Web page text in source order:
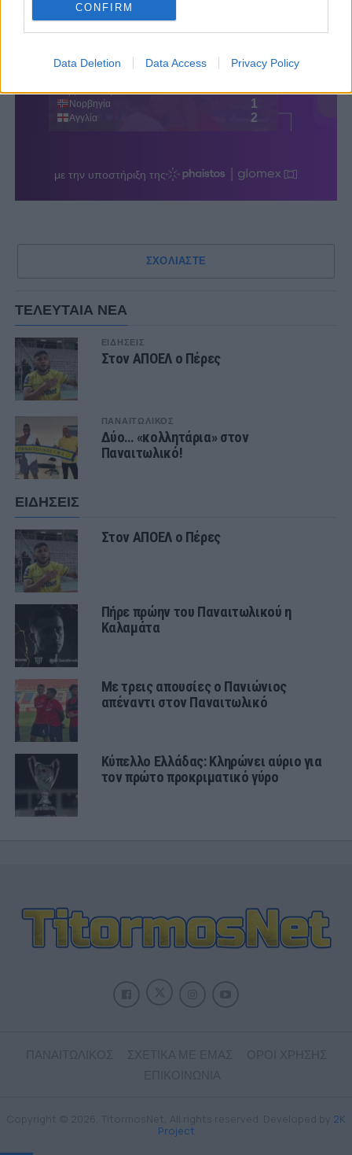
CONFIRM
Data Deletion Data Access Privacy Policy
ΣΧΟΛΙΑΣΤΕ
ΤΕΛΕΥΤΑΙΑ ΝΕΑ
ΕΙΔΗΣΕΙΣ
Στον ΑΠΟΕΛ ο Πέρες
ΠΑΝΑΙΤΩΛΙΚΟΣ
Δύο… «κολλητάρια» στον
Παναιτωλικό!
ΕΙΔΗΣΕΙΣ
Στον ΑΠΟΕΛ ο Πέρες
Πήρε πρώην του Παναιτωλικού η
Καλαμάτα
Με τρεις απουσίες ο Πανιώνιος
απέναντι στον Παναιτωλικό
Κύπελλο Ελλάδας: Κληρώνει αύριο για
τον πρώτο προκριματικό γύρο
2K
Project